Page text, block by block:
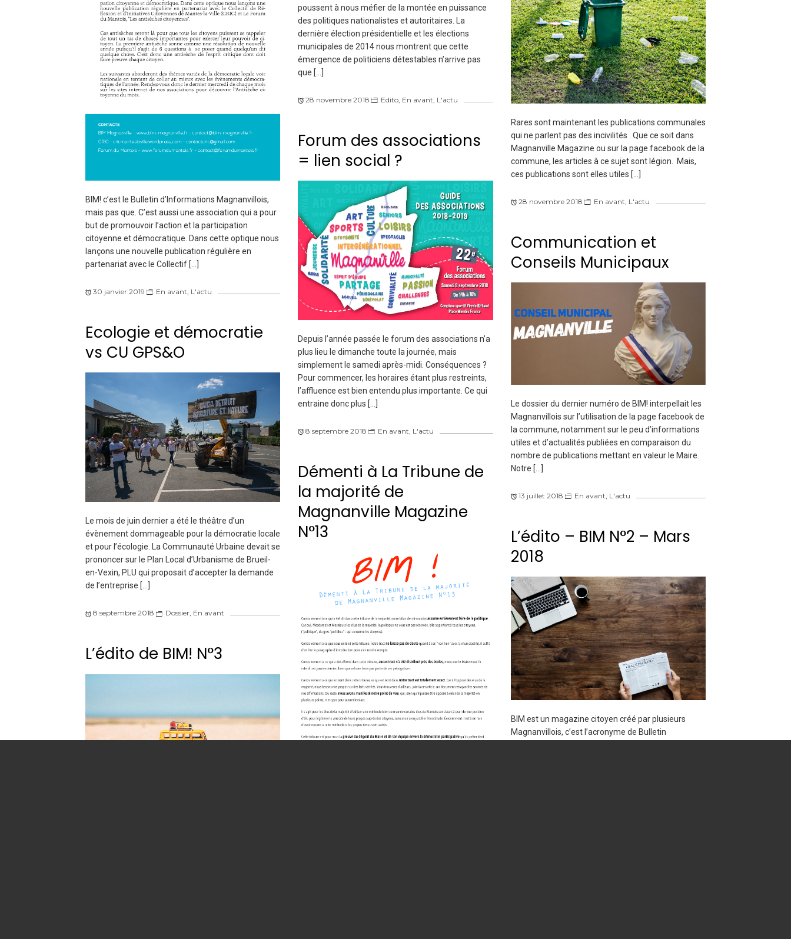
BIM! c’est le Bulletin d’Informations Magnanvillois,
mais pas que. C’est aussi une association qui a pour
but de promouvoir l’action et la participation
citoyenne et démocratique. Dans cette optique nous
lançons une nouvelle publication régulière en
partenariat avec le Collectif […]
30 janvier 2019 En avant L'actu
poussent à nous méfier de la montée en puissance
des politiques nationalistes et autoritaires. La
dernière élection présidentielle et les élections
municipales de 2014 nous montrent que cette
émergence de politiciens détestables n’arrive pas
que […]
28 novembre 2018 Edito En avant L'actu
Rares sont maintenant les publications communales
qui ne parlent pas des incivilités . Que ce soit dans
Magnanville Magazine ou sur la page facebook de la
commune, les articles à ce sujet sont légion. Mais,
ces publications sont elles utiles […]
28 novembre 2018 En avant L'actu
Ecologie et démocratie
vs CU GPS&O
Le mois de juin dernier a été le théâtre d’un
évènement dommageable pour la démocratie locale
et pour l’écologie. La Communauté Urbaine devait se
prononcer sur le Plan Local d’Urbanisme de Brueil-
en-Vexin, PLU qui proposait d’accepter la demande
de l’entreprise […]
8 septembre 2018 Dossier, En avant
Forum des associations
= lien social ?
Depuis l’année passée le forum des associations n’a
plus lieu le dimanche toute la journée, mais
simplement le samedi après-midi. Conséquences ?
Pour commencer, les horaires étant plus restreints,
l’affluence est bien entendu plus importante. Ce qui
entraine donc plus […]
8 septembre 2018 En avant L'actu
Communication et
Conseils Municipaux
Le dossier du dernier numéro de BIM! interpellait les
Magnanvillois sur l’utilisation de la page facebook de
la commune, notamment sur le peu d’informations
utiles et d’actualités publiées en comparaison du
nombre de publications mettant en valeur le Maire.
Notre […]
13 juillet 2018 En avant L'actu
L’édito de BIM! N°3
Démenti à La Tribune de
la majorité de
Magnanville Magazine
N°13
L’édito – BIM N°2 – Mars
2018
BIM est un magazine citoyen créé par plusieurs
Magnanvillois, c’est l’acronyme de Bulletin